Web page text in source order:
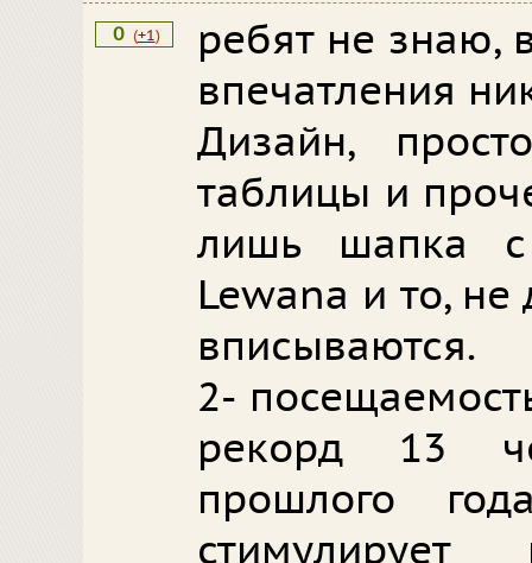
0 (+1)
ребят не знаю,
впечатления
Дизайн,
таблицы и
лишь шапка с
Lewanа и то,
вписываются.
2-
рекорд 13
прошлого